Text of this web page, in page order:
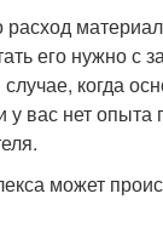
его нужно с
когда
вас нет опыта
может